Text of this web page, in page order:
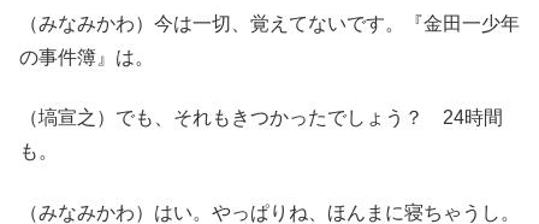
（みなみかわ）今は一切、覚えてないです。『金田一少年
の事件簿』は。
（塙宣之）でも、それもきつかったでしょう？ 24時間
も。
（みなみかわ）はい。やっぱりね、ほんまに寝ちゃうし。